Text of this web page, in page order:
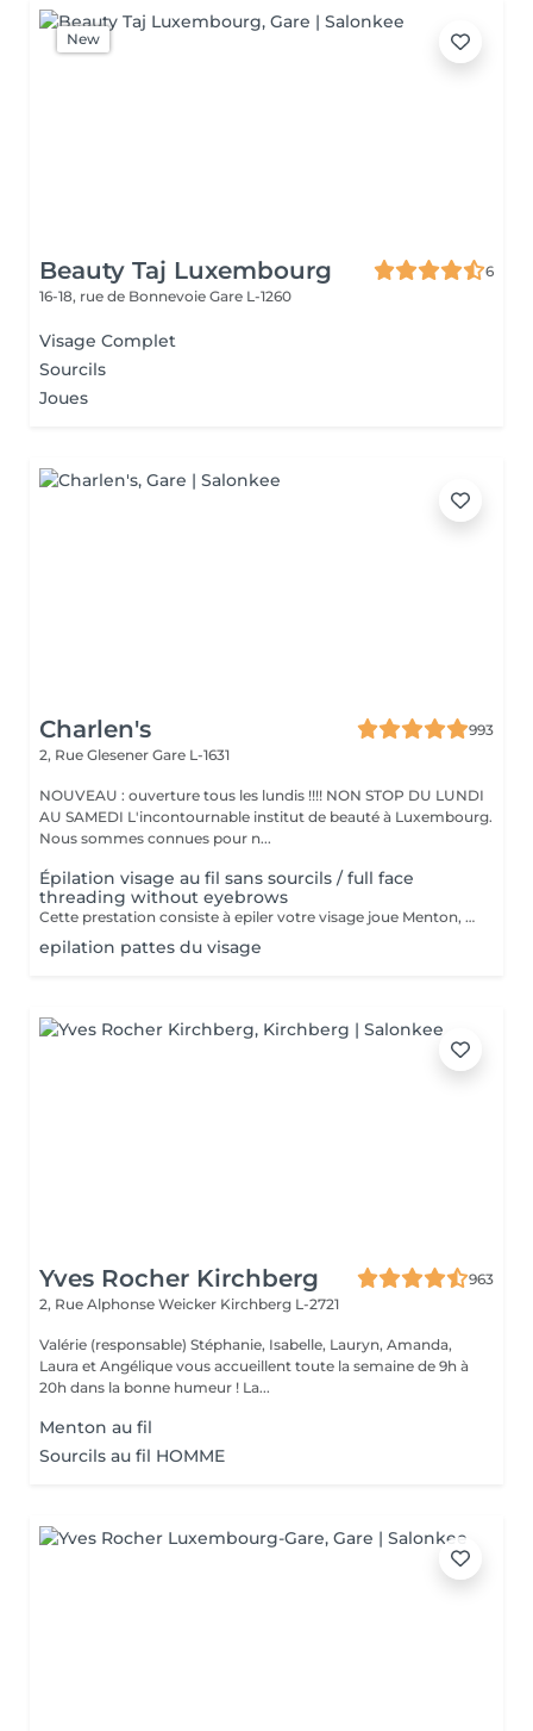
New
Beauty Taj Luxembourg
6
16-18, rue de Bonnevoie Gare L-1260
Visage Complet
Sourcils
Joues
Charlen's
993
2, Rue Glesener Gare L-1631
NOUVEAU : ouverture tous les lundis !!!! NON STOP DU LUNDI
AU SAMEDI L'incontournable institut de beauté à Luxembourg.
Nous sommes connues pour n...
Épilation visage au fil sans sourcils / full face
threading without eyebrows
Cette prestation consiste à epiler votre visage joue Menton, front et le long des oreilles les sourcils et le cou sont en extra
epilation pattes du visage
Yves Rocher Kirchberg
963
2, Rue Alphonse Weicker Kirchberg L-2721
Valérie (responsable) Stéphanie, Isabelle, Lauryn, Amanda,
Laura et Angélique vous accueillent toute la semaine de 9h à
20h dans la bonne humeur ! La...
Menton au fil
Sourcils au fil HOMME